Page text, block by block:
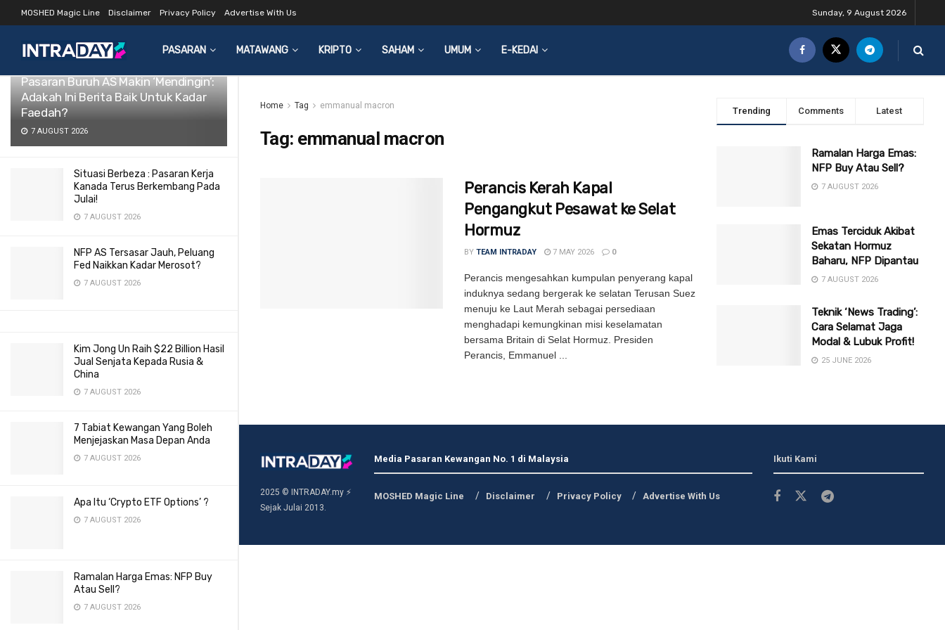
LATEST TRENDING Filter
Pasaran Buruh AS Makin ‘Mendingin’:
Adakah Ini Berita Baik Untuk Kadar
Faedah?
7 AUGUST 2026
Situasi Berbeza : Pasaran Kerja
Kanada Terus Berkembang Pada
Julai!
7 AUGUST 2026
NFP AS Tersasar Jauh, Peluang
Fed Naikkan Kadar Merosot?
7 AUGUST 2026
Kim Jong Un Raih $22 Billion Hasil
Jual Senjata Kepada Rusia &
China
7 AUGUST 2026
7 Tabiat Kewangan Yang Boleh
Menjejaskan Masa Depan Anda
7 AUGUST 2026
Apa Itu ‘Crypto ETF Options’ ?
7 AUGUST 2026
Ramalan Harga Emas: NFP Buy
Atau Sell?
7 AUGUST 2026
MOSHED Magic Line Disclaimer Privacy Policy Advertise With Us Sunday, 9 August 2026
PASARAN MATAWANG KRIPTO SAHAM UMUM E-KEDAI
Home Tag emmanual macron
Tag: emmanual macron
Perancis Kerah Kapal
Pengangkut Pesawat ke Selat
Hormuz
BY TEAM INTRADAY 7 MAY 2026 0
Perancis mengesahkan kumpulan penyerang kapal
induknya sedang bergerak ke selatan Terusan Suez
menuju ke Laut Merah sebagai persediaan
menghadapi kemungkinan misi keselamatan
bersama Britain di Selat Hormuz. Presiden
Perancis, Emmanuel ...
Trending Comments Latest
Ramalan Harga Emas:
NFP Buy Atau Sell?
7 AUGUST 2026
Emas Terciduk Akibat
Sekatan Hormuz
Baharu, NFP Dipantau
7 AUGUST 2026
Teknik ‘News Trading’:
Cara Selamat Jaga
Modal & Lubuk Profit!
25 JUNE 2026
2025 © INTRADAY.my ⚡
Sejak Julai 2013.
Media Pasaran Kewangan No. 1 di Malaysia
MOSHED Magic Line Disclaimer Privacy Policy Advertise With Us
Ikuti Kami